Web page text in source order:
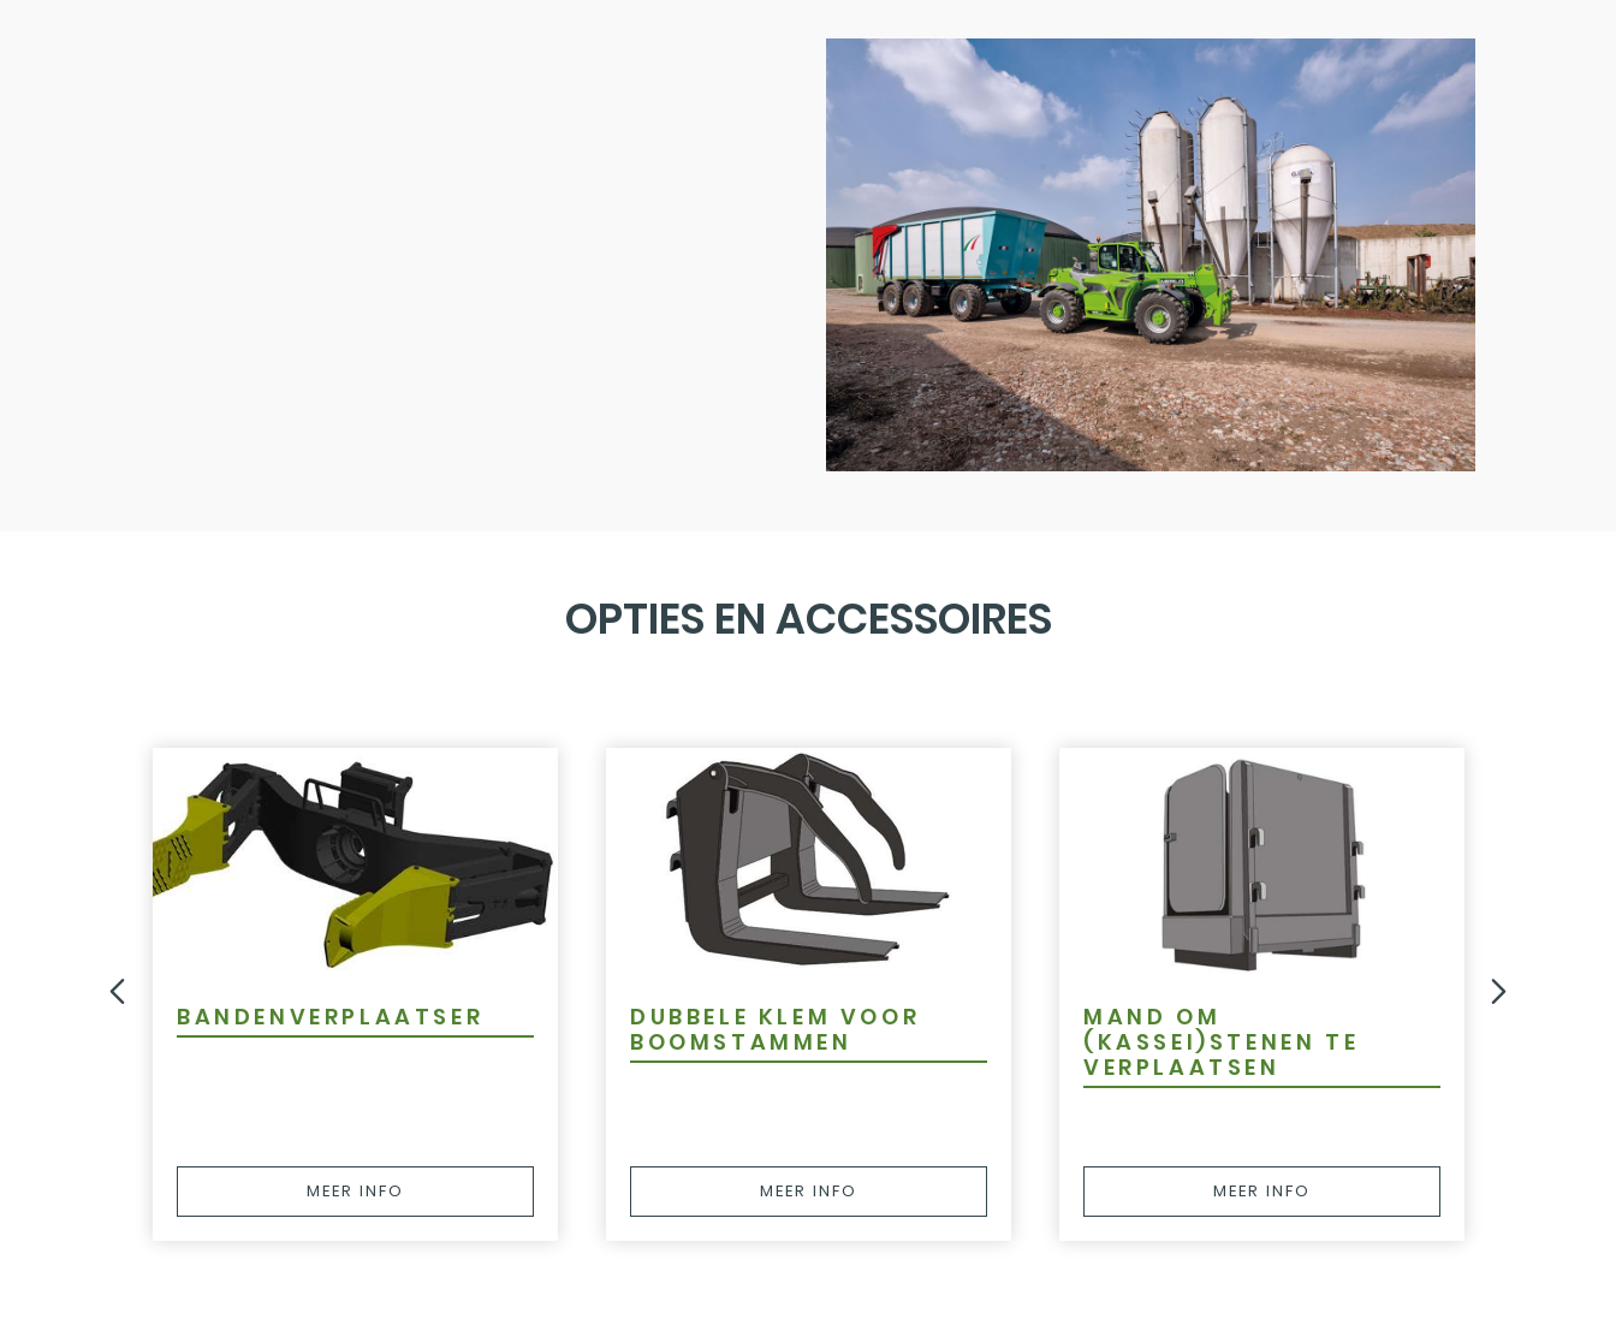
OPTIES EN ACCESSOIRES
BANDENVERPLAATSER
MEER INFO
DUBBELE KLEM VOOR
BOOMSTAMMEN
MEER INFO
MAND OM
(KASSEI)STENEN TE
VERPLAATSEN
MEER INFO